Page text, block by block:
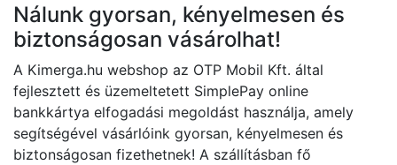
Nálunk gyorsan, kényelmesen és
biztonságosan vásárolhat!
A Kimerga.hu webshop az OTP Mobil Kft. által
fejlesztett és üzemeltetett SimplePay online
bankkártya elfogadási megoldást használja, amely
segítségével vásárlóink gyorsan, kényelmesen és
biztonságosan fizethetnek! A szállításban fő